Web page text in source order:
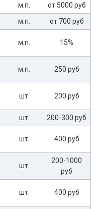
м.п.
от 5000 руб
м.п.
от 700 руб
м.п. 15%
м.п. 250 руб
шт. 200 руб
шт.
200-300 руб
шт. 400 руб
шт.
200-1000
руб
шт. 400 руб